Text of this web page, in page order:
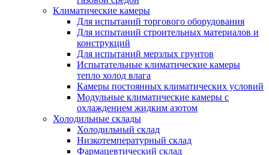
Климатические камеры
Для испытаний торгового оборудования
Для испытаний строительных материалов и
конструкций
Для испытаний мерзлых грунтов
Испытательные климатические камеры
тепло холод влага
Камеры постоянных климатических условий
Модульные климатические камеры с
охлаждением жидким азотом
Холодильные склады
Холодильный склад
Низкотемпературный склад
Фармацевтический склад